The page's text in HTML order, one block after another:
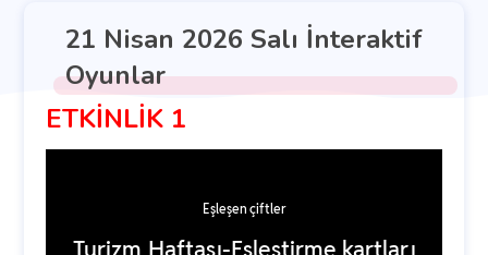
21 Nisan 2026 Salı İnteraktif
Oyunlar
ETKİNLİK 1